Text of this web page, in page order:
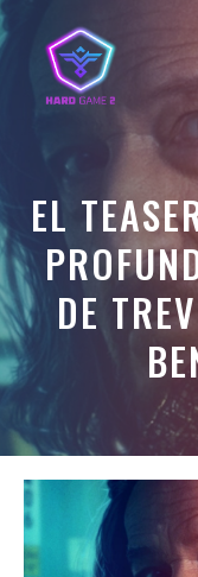
Saltar
al
contenido
EL
DE